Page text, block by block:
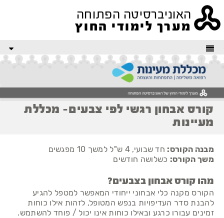
האוניברסיטה הפתוחה
מערך לימודי החוץ
קורס אבחון רגשי לפי צבעים- מכללת
מעיינות
מבנה הקורס: חד שבועי, 4 ש"ל למשך 10 מפגשים
משך הקורס: כשלושה חודשים
מהו קורס אבחון בצבעים?
הקורס מקנה כלי אבחוני ייחודי המאפשר למטפל להגיע
להבנת סדר העדיפויות בנפש המטופל, לזהות אילו כוחות
זמינים עבורו כרגע ובאילו כוחות אינו יכול / פוחד להשתמש.